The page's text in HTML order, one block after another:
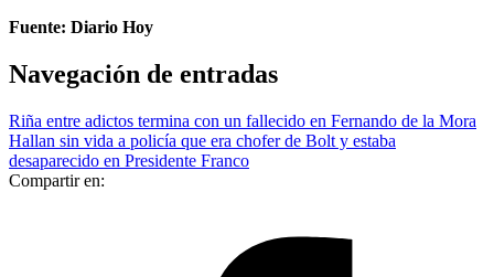
Fuente: Diario Hoy
Navegación de entradas
Riña entre adictos termina con un fallecido en Fernando de la Mora
Hallan sin vida a policía que era chofer de Bolt y estaba
desaparecido en Presidente Franco
Compartir en: